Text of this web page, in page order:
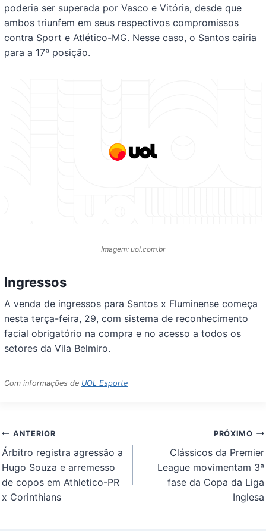
poderia ser superada por Vasco e Vitória, desde que
ambos triunfem em seus respectivos compromissos
contra Sport e Atlético-MG. Nesse caso, o Santos cairia
para a 17ª posição.
Imagem: uol.com.br
Ingressos
A venda de ingressos para Santos x Fluminense começa
nesta terça-feira, 29, com sistema de reconhecimento
facial obrigatório na compra e no acesso a todos os
setores da Vila Belmiro.
Com informações de UOL Esporte
Navegação
de
Post
ANTERIOR
Árbitro registra agressão a
Hugo Souza e arremesso
de copos em Athletico-PR
x Corinthians
PRÓXIMO
Clássicos da Premier
League movimentam 3ª
fase da Copa da Liga
Inglesa